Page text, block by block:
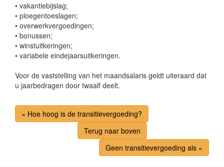
• vakantiebijslag;
• ploegentoeslagen;
• overwerkvergoedingen;
• bonussen;
• winstuitkeringen;
• variabele eindejaarsuitkeringen.
Voor de vaststelling van het maandsalaris geldt uiteraard dat
u jaarbedragen door twaalf deelt.
« Hoe hoog is de transitievergoeding?
Terug naar boven
Geen transitievergoeding als »